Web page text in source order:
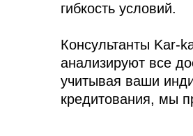
гибкость условий.
Консультанты Kar-
анализируют все
учитывая ваши
кредитования, мы